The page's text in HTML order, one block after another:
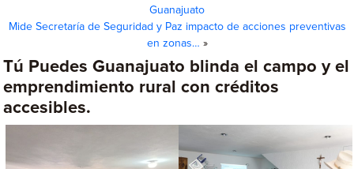
Guanajuato
Mide Secretaría de Seguridad y Paz impacto de acciones preventivas
en zonas… »
Tú Puedes Guanajuato blinda el campo y el
emprendimiento rural con créditos
accesibles.